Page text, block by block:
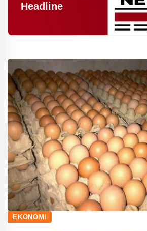
Headline
EKONOMI